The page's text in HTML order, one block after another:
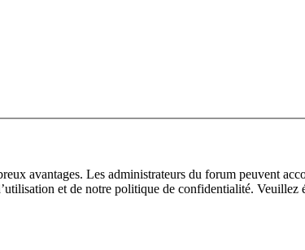
avantages. Les administrateurs du forum peuvent
et de notre politique de confidentialité. Veuillez